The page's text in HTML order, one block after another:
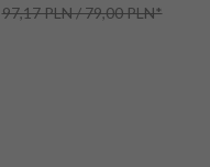
97,17 PLN / 79,00 PLN*